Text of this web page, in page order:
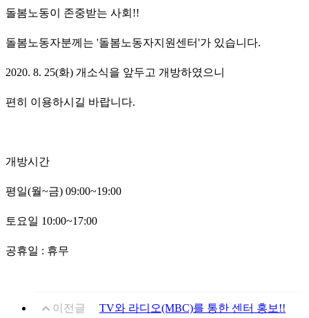
돌봄노동이 존중받는 사회!!
돌봄노동자분께는 '돌봄노동자지원센터'가 있습니다.
2020. 8. 25(화) 개소식을 앞두고 개방하였으니
편히 이용하시길 바랍니다.
개방시간
평일(월~금) 09:00~19:00
토요일 10:00~17:00
공휴일 : 휴무
이전글
TV와 라디오(MBC)를 통한 센터 홍보!!